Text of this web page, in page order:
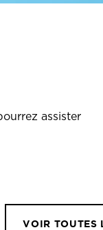
assister
VOIR TOUTES